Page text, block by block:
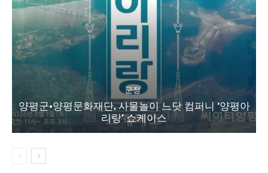
군정
양평군·양평문화재단, 사물놀이 느닷 컴퍼니 ‘양평아
리랑’ 쇼케이스